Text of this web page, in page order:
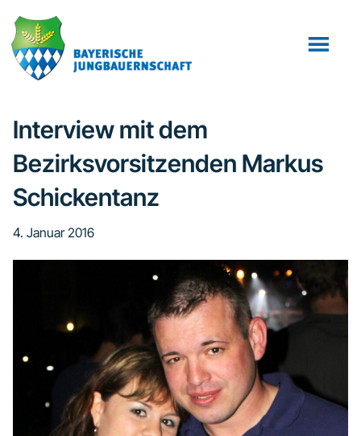
Inhalt
springen
Seitenspalte
springen
Fußzeile
springen
Interview mit dem
Bezirksvorsitzenden Markus
Schickentanz
4. Januar 2016